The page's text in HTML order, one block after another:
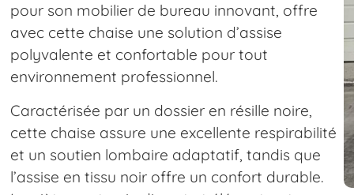
pour son mobilier de bureau innovant, offre
avec cette chaise une solution d’assise
polyvalente et confortable pour tout
environnement professionnel.
Caractérisée par un dossier en résille noire,
cette chaise assure une excellente respirabilité
et un soutien lombaire adaptatif, tandis que
l’assise en tissu noir offre un confort durable.